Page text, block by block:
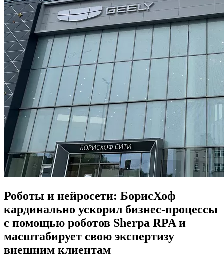
Контакты
Роботы и нейросети: БорисХоф
кардинально ускорил бизнес-процессы
с помощью роботов Sherpa RPA и
масштабирует свою экспертизу
внешним клиентам